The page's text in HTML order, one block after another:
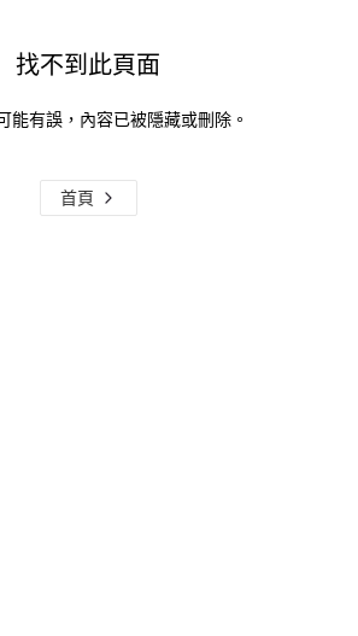
找不到此頁面
能有誤，內容已被隱藏或刪除。
首頁